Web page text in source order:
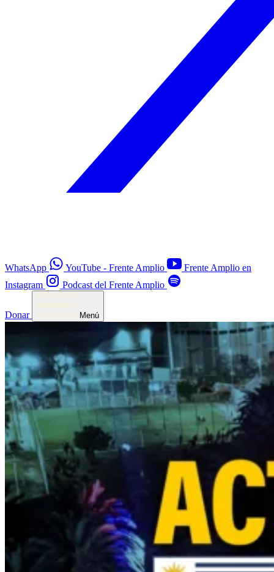
WhatsApp YouTube - Frente Amplio
Frente Amplio en
Instagram
Podcast del Frente Amplio
Donar Menú